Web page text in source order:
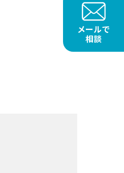
メールで
相談